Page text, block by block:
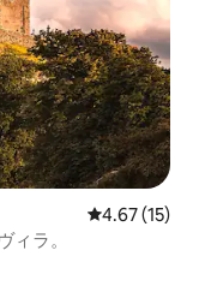
レビュー15
4.67 (15)
ラ。